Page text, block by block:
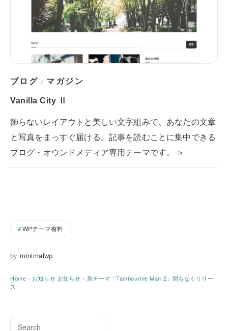
ブログ / マガジン
Vanilla City Ⅱ
飾らないレイアウトと美しい文字組みで、あなたの文章
と写真をまっすぐ届ける。記事を読むことに集中できる
ブログ・オウンドメディア専用テーマです。 ＞
WPテーマ有料
by minimalwp
Home › お知らせ お知らせ › 新テーマ「Tambourine Man 2」間もなくリリー
ス